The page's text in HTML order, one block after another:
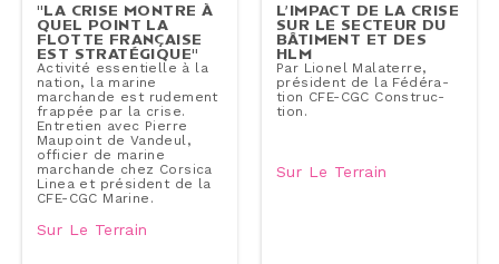
"LA CRISE MONTRE À
QUEL POINT LA
FLOTTE FRANÇAISE
EST STRA­TÉ­GIQUE"
Activité es­sen­tielle à la
nation, la marine
marchande est rudement
frappée par la crise.
Entretien avec Pierre
Maupoint de Vandeul,
officier de marine
marchande chez Corsica
Linea et président de la
CFE-CGC Marine.
Sur Le Terrain
L’IMPACT DE LA CRISE
SUR LE SECTEUR DU
BÂTIMENT ET DES
HLM
Par Lionel Malaterre,
président de la Fé­dé­ra­
tion CFE-CGC Construc­
tion.
Sur Le Terrain